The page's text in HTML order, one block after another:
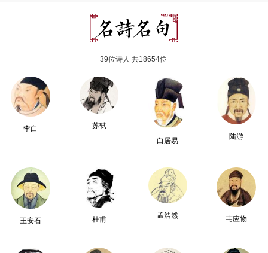
39位诗人 共18654位
李白
苏轼
白居易
陆游
王安石 杜甫
孟浩然 韦应物